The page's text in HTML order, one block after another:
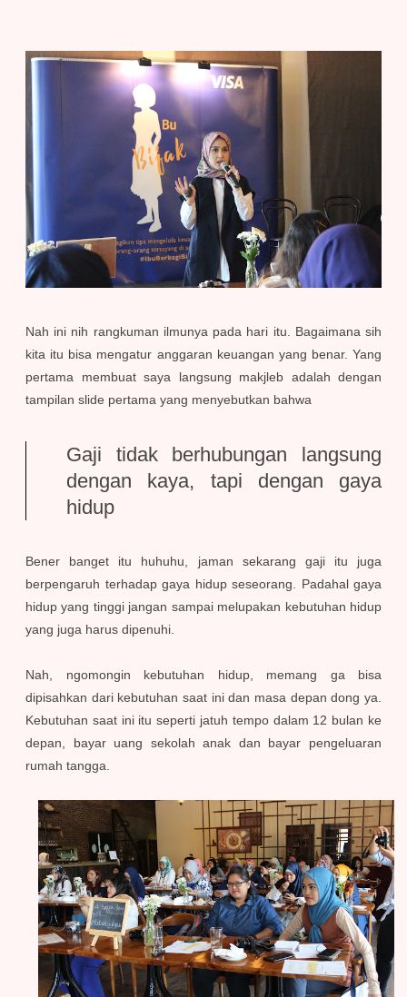
Nah ini nih rangkuman ilmunya pada hari itu. Bagaimana sih
kita itu bisa mengatur anggaran keuangan yang benar. Yang
pertama membuat saya langsung makjleb adalah dengan
tampilan slide pertama yang menyebutkan bahwa
Gaji tidak berhubungan langsung
dengan kaya, tapi dengan gaya
hidup
Bener banget itu huhuhu, jaman sekarang gaji itu juga
berpengaruh terhadap gaya hidup seseorang. Padahal gaya
hidup yang tinggi jangan sampai melupakan kebutuhan hidup
yang juga harus dipenuhi.
Nah, ngomongin kebutuhan hidup, memang ga bisa
dipisahkan dari kebutuhan saat ini dan masa depan dong ya.
Kebutuhan saat ini itu seperti jatuh tempo dalam 12 bulan ke
depan, bayar uang sekolah anak dan bayar pengeluaran
rumah tangga.